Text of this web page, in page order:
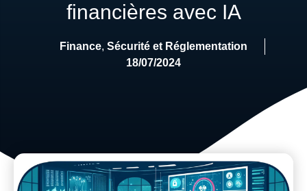
financières avec IA
Finance, Sécurité et Réglementation
18/07/2024